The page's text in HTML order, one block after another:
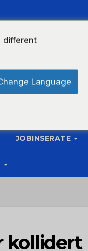
JOBINSERATE
kollidert
different
Language